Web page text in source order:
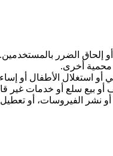
إلحاق الضرر بالمستخدمين.
محمية أخرى.
استغلال الأطفال أو
أو بيع سلع أو خدمات غير
نشر الفيروسات، أو تعطيل